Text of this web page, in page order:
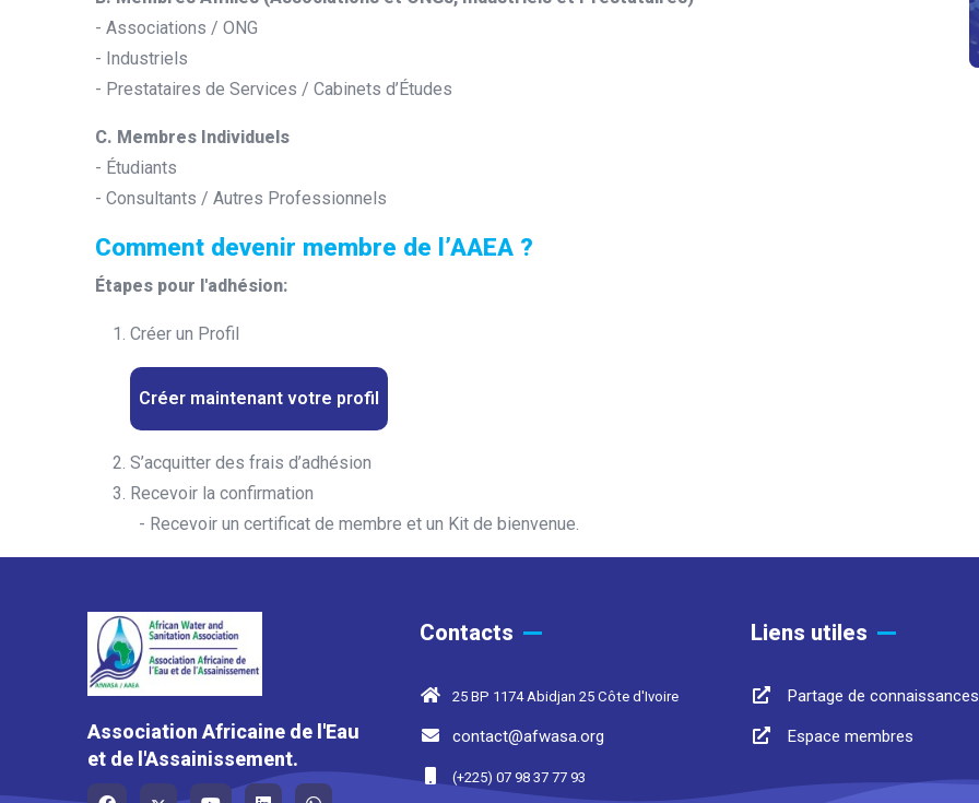
- Associations / ONG
- Industriels
- Prestataires de Services / Cabinets d’Études
C. Membres Individuels
- Étudiants
- Consultants / Autres Professionnels
Comment devenir membre de l’AAEA ?
Étapes pour l'adhésion:
Créer un Profil
Créer maintenant votre profil
S’acquitter des frais d’adhésion
Recevoir la confirmation
- Recevoir un certificat de membre et un Kit de bienvenue.
Association Africaine de l'Eau
et de l'Assainissement.
Contacts
25 BP 1174 Abidjan 25 Côte d'Ivoire
contact@afwasa.org
(+225) 07 98 37 77 93
Liens utiles
Partage de connaissances
Espace membres